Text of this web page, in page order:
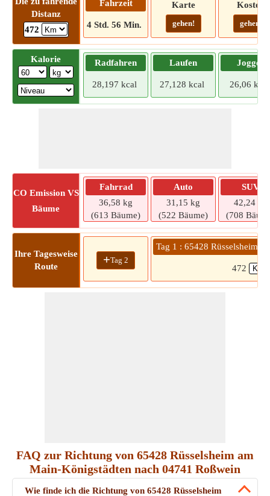
Distanz
472
Fahrzeit
4 Std. 56 Min.
Karte
gehen!
Kosten
gehen!
Kalorie Radfahren
28,197 kcal
Laufen
27,128 kcal
Joggen
26,06 kcal
CO Emission VS
Bäume
Fahrrad
36,58 kg
(613 Bäume)
Auto
31,15 kg
(522 Bäume)
SUV
42,24 kg
(708
Ihre Tagesweise
Route
+Tag 2
Tag 1 : 65428 Rüsselsheim
472
FAQ zur Richtung von 65428 Rüsselsheim am
Main-Königstädten nach 04741 Roßwein
Wie finde ich die Richtung von 65428 Rüsselsheim